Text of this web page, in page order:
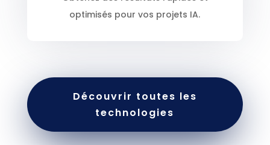
optimisés pour vos projets IA.
Découvrir toutes les
technologies